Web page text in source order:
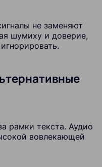
не заменяют
шумиху и доверие,
рамки текста. Аудио
вовлекающей